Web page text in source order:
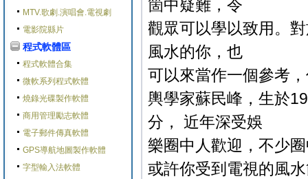
MTV.歌劇.演唱會.電視劇
電影院縣片
程式軟體區
程式軟體合集
微軟系列程式軟體
燒錄光碟製作軟體
商用管理勵志軟體
電子郵件傳真軟體
GPS導航地圖製作軟體
字型輸入法軟體
箇中疑難，令
觀眾可以學以致用。
風水的你，也
可以來當作一個參考
輿學家蘇民峰，生於
分， 近年深受娛
樂圈中人歡迎，不少
或許你受到電視的風